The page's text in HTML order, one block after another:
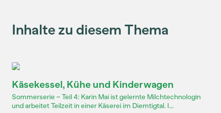
Inhalte zu diesem Thema
Käsekessel, Kühe und Kinderwagen
Sommerserie – Teil 4: Karin Mai ist gelernte Milchtechnologin
und arbeitet Teilzeit in einer Käserei im Diemtigtal. I...